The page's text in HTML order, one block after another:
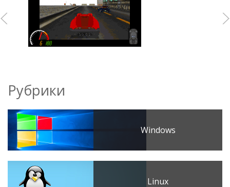
Рубрики
Windows
Linux